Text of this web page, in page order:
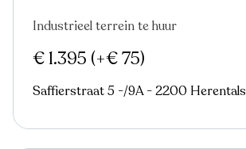
Industrieel terrein te huur
€ 1.395 (+€ 75)
Saffierstraat 5 -/9A - 2200 Herentals